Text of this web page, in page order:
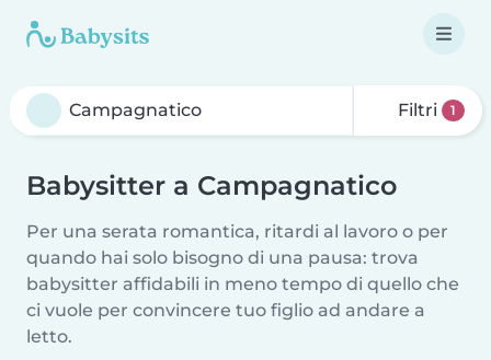
Filtri 1
Babysitter a Campagnatico
Per una serata romantica, ritardi al lavoro o per
quando hai solo bisogno di una pausa: trova
babysitter affidabili in meno tempo di quello che
ci vuole per convincere tuo figlio ad andare a
letto.